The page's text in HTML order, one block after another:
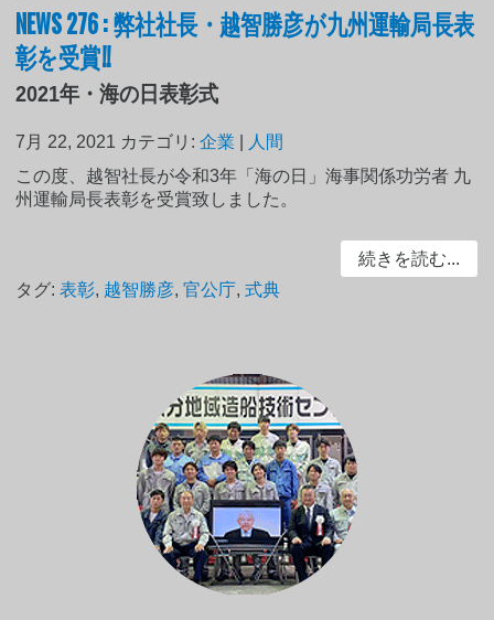
NEWS 276 : 弊社社長・越智勝彦が九州運輸局長表
彰を受賞!!
2021年・海の日表彰式
7月 22, 2021 カテゴリ:企業
人間
この度、越智社長が令和3年「海の日」海事関係功労者 九
州運輸局長表彰を受賞致しました。
続きを読む...
タグ:表彰, 越智勝彦,官公庁,式典